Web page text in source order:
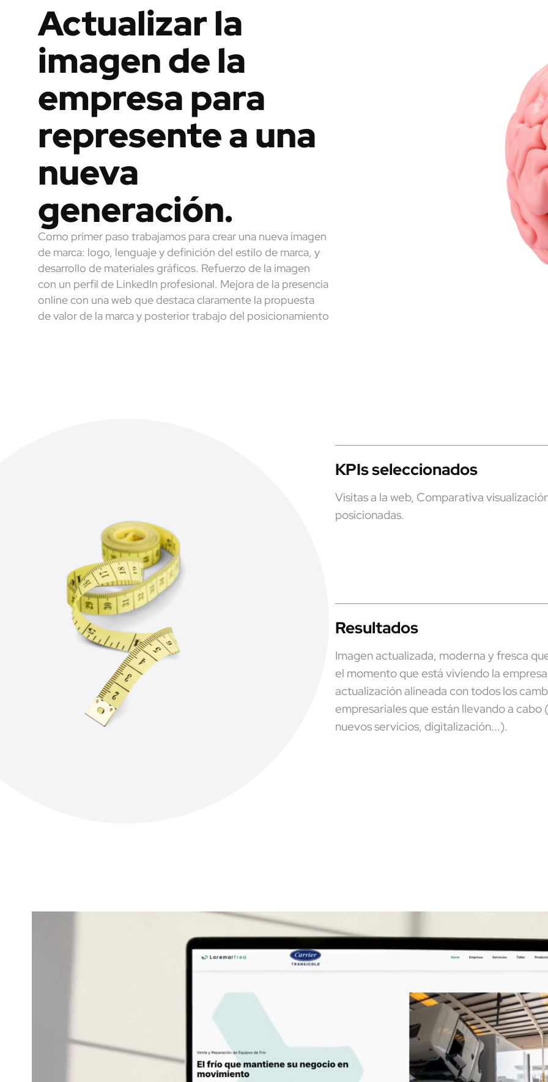
Actualizar la
imagen de la
empresa para
represente a una
nueva
generación.
Como primer paso trabajamos para crear una nueva imagen
de marca: logo, lenguaje y definición del estilo de marca, y
desarrollo de materiales gráficos. Refuerzo de la imagen
con un perfil de LinkedIn profesional. Mejora de la presencia
online con una web que destaca claramente la propuesta
de valor de la marca y posterior trabajo del posicionamiento
KPIs seleccionados
Visitas a la web, Comparativa
posicionadas.
Resultados
Imagen actualizada, moderna y fresca
el momento que está viviendo la
actualización alineada con todos los
empresariales que están llevando a cabo
nuevos servicios, digitalización...).